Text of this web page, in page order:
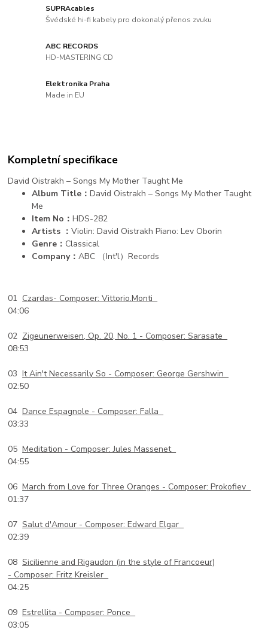
SUPRAcables
Švédské hi-fi kabely pro dokonalý přenos zvuku
ABC RECORDS
HD-MASTERING CD
Elektronika Praha
Made in EU
Kompletní specifikace
David Oistrakh – Songs My Mother Taught Me
Album Title：David Oistrakh – Songs My Mother Taught
Me
Item No：HDS-282
Artists ：Violin: David Oistrakh Piano: Lev Oborin
Genre： Classical
Company：ABC （Int'l）Records
01 Czardas- Composer: Vittorio.Monti
04:06
02 Zigeunerweisen, Op. 20, No. 1 - Composer: Sarasate
08:53
03It Ain't Necessarily So - Composer: George Gershwin
02:50
04Dance Espagnole - Composer: Falla
03:33
05Meditation - Composer: Jules Massenet
04:55
06March from Love for Three Oranges - Composer: Prokofiev
01:37
07Salut d'Amour - Composer: Edward Elgar
02:39
08Sicilienne and Rigaudon (in the style of Francoeur)
- Composer: Fritz Kreisler
04:25
09Estrellita - Composer: Ponce
03:05